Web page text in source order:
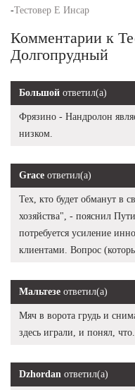
-Тестовер Е Инсар
Комментарии к
Долгопрудный
Большой ответил(а)
Фрязино - Нандролон
низком.
Grace ответил(а)
Тех, кто будет обманут в
хозяйства", - пояснил
потребуется усиление
клиентами. Вопрос
Мальтезе ответил(а)
Мяч в ворота грудь и
здесь играли, и понял, что.
Dzhordan ответил(а)